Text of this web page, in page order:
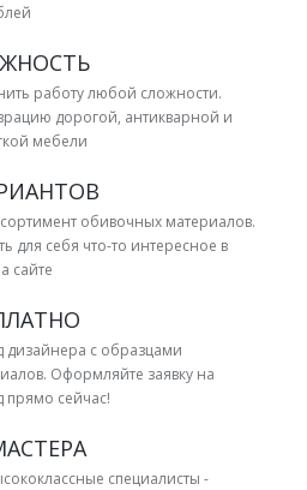
работу любой сложности.
дорогой, антикварной и
мебели
обивочных материалов.
для себя что-то интересное в
сайте
дизайнера с образцами
Оформляйте заявку на
прямо сейчас!
специалисты -